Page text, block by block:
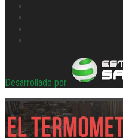
Desarrollado por